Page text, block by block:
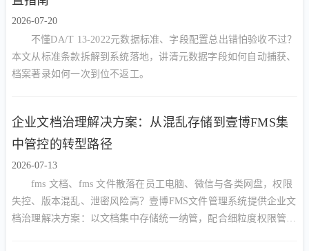
2026-07-20
不懂DA/T 13-2022元数据标准、字段配置总出错怕验收不过？
本文从标准条款拆解到系统落地，讲清元数据字段如何自动捕获、
档案著录如何一次到位不返工。
企业文档治理解决方案：从混乱存储到壹博FMS集
中管控的转型路径
2026-07-13
fms 文档、fms 文件散落在员工电脑、微信与各类网盘，权限
失控、版本混乱、泄密风险高？壹博FMS文件管理系统提供企业文
档治理解决方案：以文档集中存储统一纳管，配合细粒度权限管